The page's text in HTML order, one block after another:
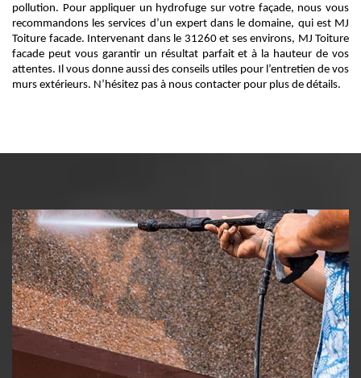
pollution. Pour appliquer un hydrofuge sur votre façade, nous vous
recommandons les services d’un expert dans le domaine, qui est MJ
Toiture facade. Intervenant dans le 31260 et ses environs, MJ Toiture
facade peut vous garantir un résultat parfait et à la hauteur de vos
attentes. Il vous donne aussi des conseils utiles pour l’entretien de vos
murs extérieurs. N’hésitez pas à nous contacter pour plus de détails.